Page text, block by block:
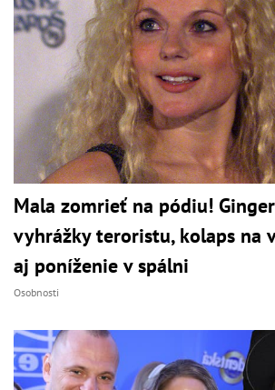
Mala zomrieť na pódiu!
vyhrážky teroristu, kolaps na
aj poníženie v spálni
Osobnosti